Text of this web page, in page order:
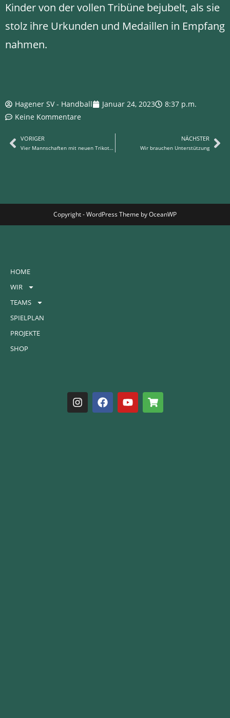
Kinder von der vollen Tribüne bejubelt, als sie
stolz ihre Urkunden und Medaillen in Empfang
nahmen.
Hagener SV - Handball Januar 24, 2023
8:37 p.m.
Keine Kommentare
VORIGER
Vier Mannschaften mit neuen Trikots ausgestattet
NÄCHSTER
Wir brauchen Unterstützung
Copyright - WordPress Theme by OceanWP
HOME
WIR
TEAMS
SPIELPLAN
PROJEKTE
SHOP